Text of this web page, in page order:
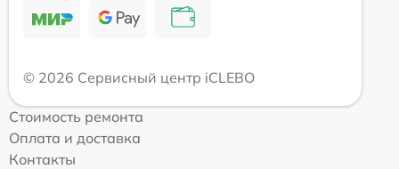
© 2026 Сервисный центр iCLEBO
Стоимость ремонта
Оплата и доставка
Контакты